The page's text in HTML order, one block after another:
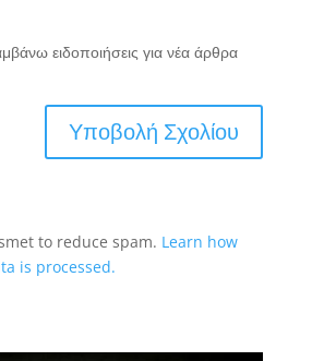
ειδοποιήσεις για νέα άρθρα
to reduce spam. Learn how
is processed.